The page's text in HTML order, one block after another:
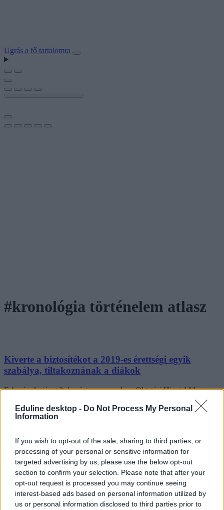
Eduline desktop - Do Not Process My Personal
Information
If you wish to opt-out of the sale, sharing to third parties, or
processing of your personal or sensitive information for
targeted advertising by us, please use the below opt-out
section to confirm your selection. Please note that after your
opt-out request is processed you may continue seeing
interest-based ads based on personal information utilized by
us or personal information disclosed to third parties prior to
Ugrás a fő tartalomra
#kronológia történelem atlasz
Kiverte a biztosítékot a 2019-es érettségi egyik
szabálya, tiltakoznának a diákok
Február elsejére tiltakozást szerveznek az Oktatási Hivatal Maros
utcai épülete elé azok a diákok, akik szerint igazságtalan, hogy a
2019-es történelemérettségin már nem lehet használni a régebbi,
kronológiát tartalmazó kiadványokat.
Eduline
Rossz hír az idén érettségizőknek: csak az új
történelematlaszokat lehet használni a vizsgákon